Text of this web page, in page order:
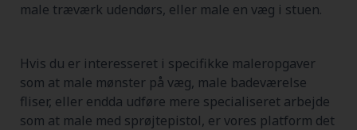
male træværk udendørs, eller male en væg i stuen.
Hvis du er interesseret i specifikke maleropgaver
som at male mønster på væg, male badeværelse
fliser, eller endda udføre mere specialiseret arbejde
som at male med sprøjtepistol, er vores platform det